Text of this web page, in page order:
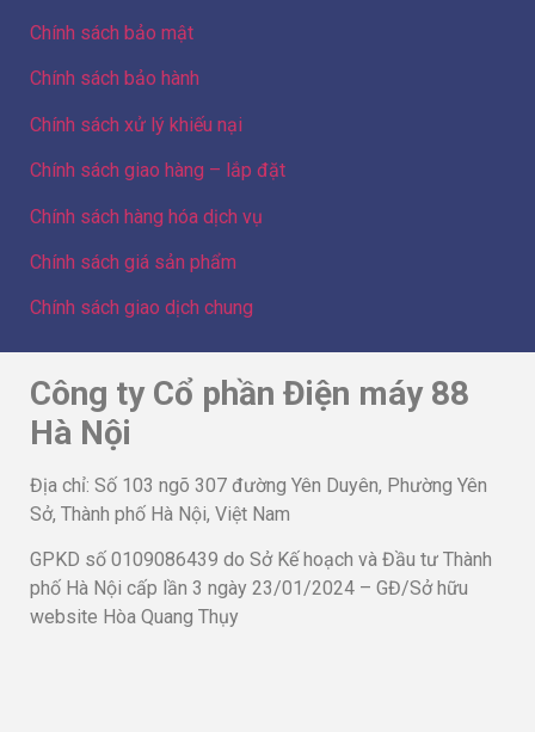
Chính sách bảo mật
Chính sách bảo hành
Chính sách xử lý khiếu nại
Chính sách giao hàng – lắp đặt
Chính sách hàng hóa dịch vụ
Chính sách giá sản phẩm
Chính sách giao dịch chung
Công ty Cổ phần Điện máy 88
Hà Nội
Địa chỉ: Số 103 ngõ 307 đường Yên Duyên, Phường Yên
Sở, Thành phố Hà Nội, Việt Nam
GPKD số 0109086439 do Sở Kế hoạch và Đầu tư Thành
phố Hà Nội cấp lần 3 ngày 23/01/2024 – GĐ/Sở hữu
website Hòa Quang Thụy